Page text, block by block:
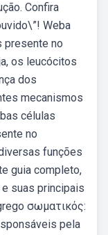
Confira
Weba
presente no
os leucócitos
dos
mecanismos
células
no
funções
guia completo,
suas principais
σωματικός:
pela